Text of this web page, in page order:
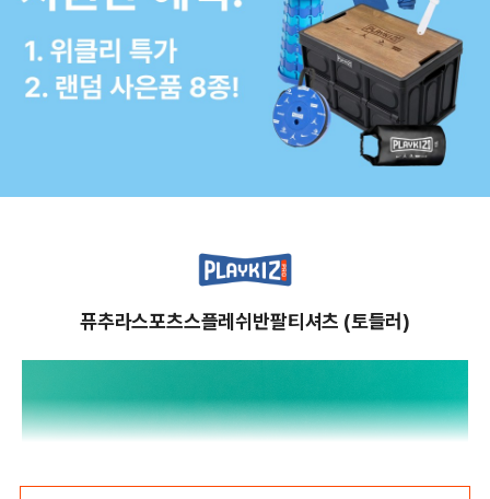
퓨추라스포츠스플레쉬반팔티셔츠 (토들러)